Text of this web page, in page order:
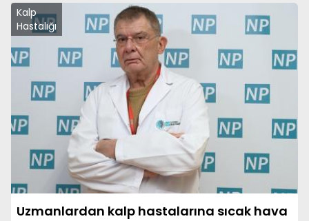
Kalp
Hastalığı
Uzmanlardan kalp hastalarına sıcak hava